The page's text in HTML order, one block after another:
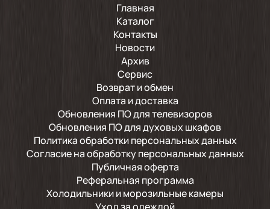
Главная
Каталог
Контакты
Новости
Архив
Сервис
Возврат и обмен
Оплата и доставка
Обновления ПО для телевизоров
Обновления ПО для духовых шкафов
Политика обработки персональных данных
Согласие на обработку персональных данных
Публичная оферта
Реферальная программа
Холодильники и морозильные камеры